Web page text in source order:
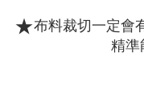
５．嚴禁一人註冊多個帳號
恩沛科技股份有限公司將有
★布料裁切一定會
精準